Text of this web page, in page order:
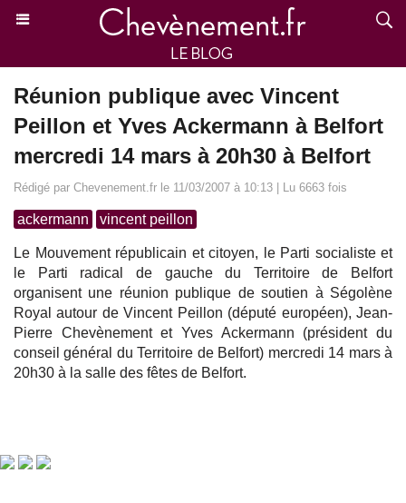
Réunion publique avec Vincent
Peillon et Yves Ackermann à Belfort
mercredi 14 mars à 20h30 à Belfort
Rédigé par Chevenement.fr le 11/03/2007 à 10:13 | Lu 6663 fois
ackermann vincent peillon
Le Mouvement républicain et citoyen, le Parti socialiste et
le Parti radical de gauche du Territoire de Belfort
organisent une réunion publique de soutien à Ségolène
Royal autour de Vincent Peillon (député européen), Jean-
Pierre Chevènement et Yves Ackermann (président du
conseil général du Territoire de Belfort) mercredi 14 mars à
20h30 à la salle des fêtes de Belfort.